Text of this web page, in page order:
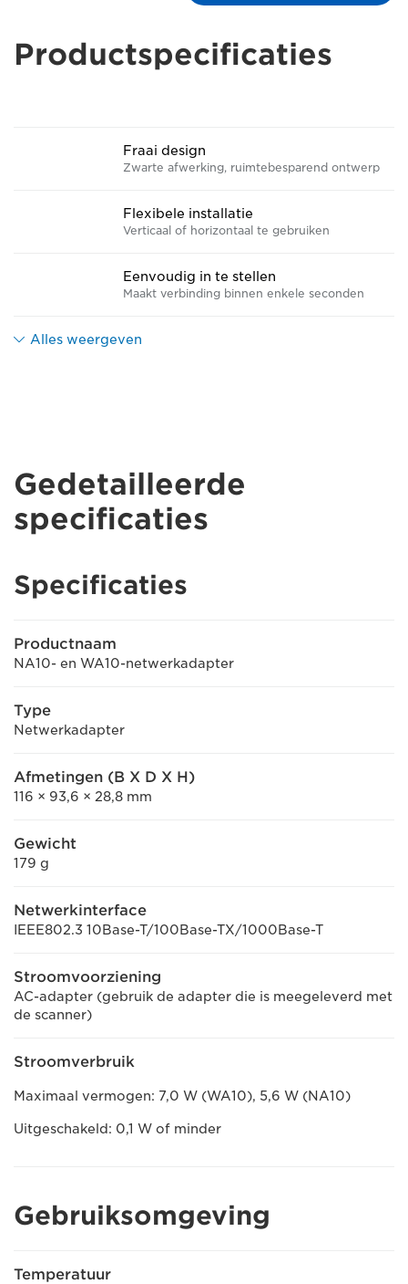
Productspecificaties
Fraai design
Zwarte afwerking, ruimtebesparend ontwerp
Flexibele installatie
Verticaal of horizontaal te gebruiken
Eenvoudig in te stellen
Maakt verbinding binnen enkele seconden
Alles weergeven
Gedetailleerde
specificaties
Specificaties
Productnaam
NA10- en WA10-netwerkadapter
Type
Netwerkadapter
Afmetingen (B X D X H)
116 × 93,6 × 28,8 mm
Gewicht
179 g
Netwerkinterface
IEEE802.3 10Base-T/100Base-TX/1000Base-T
Stroomvoorziening
AC-adapter (gebruik de adapter die is meegeleverd met
de scanner)
Stroomverbruik
Maximaal vermogen: 7,0 W (WA10), 5,6 W (NA10)
Uitgeschakeld: 0,1 W of minder
Gebruiksomgeving
Temperatuur